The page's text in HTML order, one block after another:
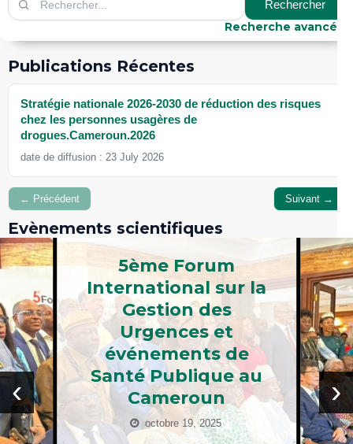
Rechercher
Recherche avancée
Publications Récentes
Stratégie nationale 2026-2030 de réduction des risques
chez les personnes usagères de
drogues.Cameroun.2026
date de diffusion : 23 July 2026
← Précédent Suivant →
Evènements scientifiques
5ème Forum
International sur la
Gestion des
Urgences et
événements de
Santé Publique au
Cameroun
octobre 19, 2025
‹ ›